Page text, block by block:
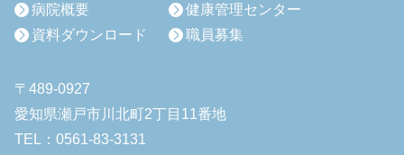
病院概要
健康管理センター
資料ダウンロード
職員募集
〒489-0927
愛知県瀬戸市川北町2丁目11番地
TEL：0561-83-3131